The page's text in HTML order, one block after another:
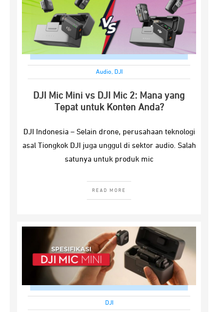
Audio, DJI
DJI Mic Mini vs DJI Mic 2: Mana yang
Tepat untuk Konten Anda?
DJI Indonesia – Selain drone, perusahaan teknologi
asal Tiongkok DJI juga unggul di sektor audio. Salah
satunya untuk produk mic
READ MORE
DJI